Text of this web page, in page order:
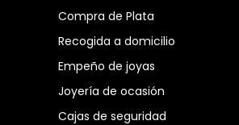
Compra de Plata
Recogida a domicilio
Empeño de joyas
Joyería de ocasión
Cajas de seguridad